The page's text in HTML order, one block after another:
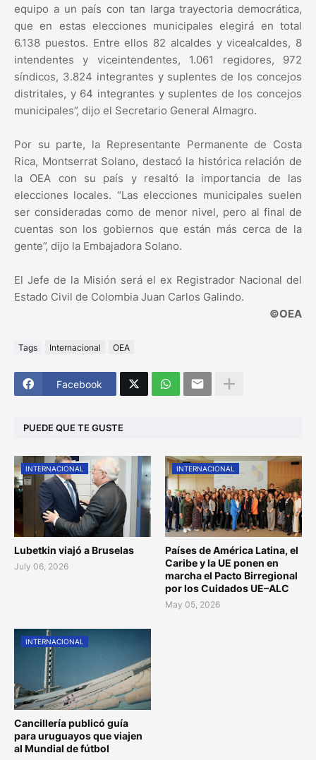
equipo a un país con tan larga trayectoria democrática,
que en estas elecciones municipales elegirá en total
6.138 puestos. Entre ellos 82 alcaldes y vicealcaldes, 8
intendentes y viceintendentes, 1.061 regidores, 972
síndicos, 3.824 integrantes y suplentes de los concejos
distritales, y 64 integrantes y suplentes de los concejos
municipales”, dijo el Secretario General Almagro.
Por su parte, la Representante Permanente de Costa
Rica, Montserrat Solano, destacó la histórica relación de
la OEA con su país y resaltó la importancia de las
elecciones locales. “Las elecciones municipales suelen
ser consideradas como de menor nivel, pero al final de
cuentas son los gobiernos que están más cerca de la
gente”, dijo la Embajadora Solano.
El Jefe de la Misión será el ex Registrador Nacional del
Estado Civil de Colombia Juan Carlos Galindo.
©OEA
Tags Internacional OEA
Facebook
PUEDE QUE TE GUSTE
INTERNACIONAL
Lubetkin viajó a Bruselas
July 06, 2026
INTERNACIONAL
Países de América Latina, el
Caribe y la UE ponen en
marcha el Pacto Birregional
por los Cuidados UE–ALC
May 05, 2026
INTERNACIONAL
Cancillería publicó guía
para uruguayos que viajen
al Mundial de fútbol